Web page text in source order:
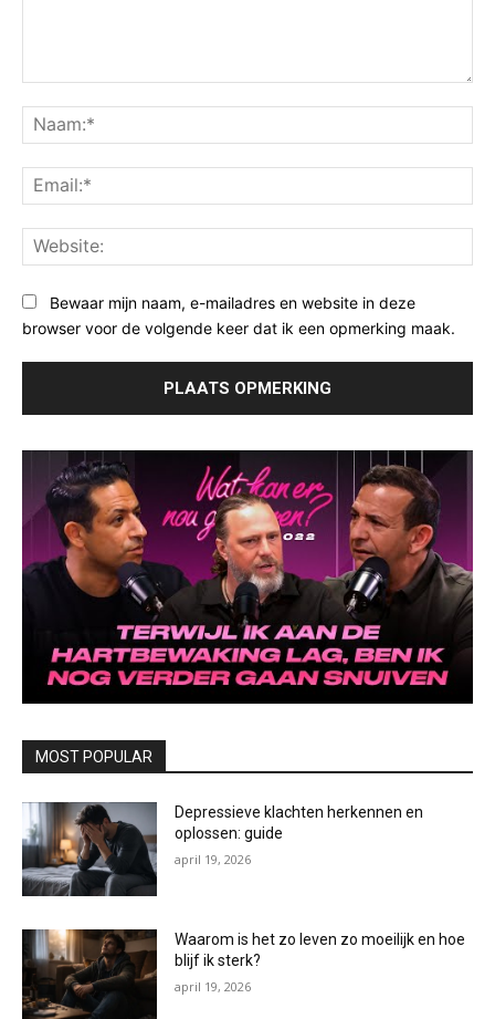
Bewaar mijn naam, e-mailadres en website in deze
browser voor de volgende keer dat ik een opmerking maak.
MOST POPULAR
Depressieve klachten herkennen en
oplossen: guide
april 19, 2026
Waarom is het zo leven zo moeilijk en hoe
blijf ik sterk?
april 19, 2026